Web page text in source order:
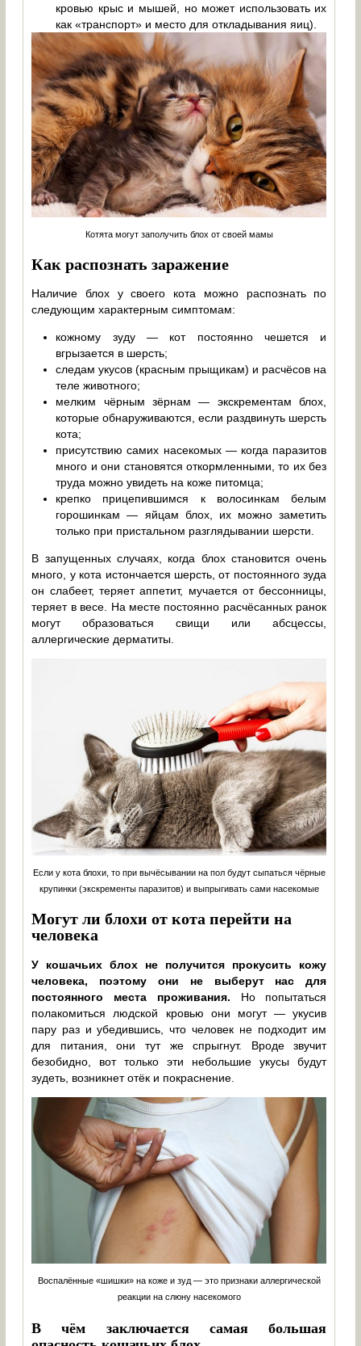
кровью крыс и мышей, но может использовать их
как «транспорт» и место для откладывания яиц).
Котята могут заполучить блох от своей мамы
Как распознать заражение
Наличие блох у своего кота можно распознать по
следующим характерным симптомам:
кожному зуду — кот постоянно чешется и
вгрызается в шерсть;
следам укусов (красным прыщикам) и расчёсов на
теле животного;
мелким чёрным зёрнам — экскрементам блох,
которые обнаруживаются, если раздвинуть шерсть
кота;
присутствию самих насекомых — когда паразитов
много и они становятся откормленными, то их без
труда можно увидеть на коже питомца;
крепко прицепившимся к волосинкам белым
горошинкам — яйцам блох, их можно заметить
только при пристальном разглядывании шерсти.
В запущенных случаях, когда блох становится очень
много, у кота истончается шерсть, от постоянного зуда
он слабеет, теряет аппетит, мучается от бессонницы,
теряет в весе. На месте постоянно расчёсанных ранок
могут образоваться свищи или абсцессы,
аллергические дерматиты.
Если у кота блохи, то при вычёсывании на пол будут сыпаться чёрные
крупинки (экскременты паразитов) и выпрыгивать сами насекомые
Могут ли блохи от кота перейти на
человека
У кошачьих блох не получится прокусить кожу
человека, поэтому они не выберут нас для
постоянного места проживания. Но попытаться
полакомиться людской кровью они могут — укусив
пару раз и убедившись, что человек не подходит им
для питания, они тут же спрыгнут. Вроде звучит
безобидно, вот только эти небольшие укусы будут
зудеть, возникнет отёк и покраснение.
Воспалённые «шишки» на коже и зуд — это признаки аллергической
реакции на слюну насекомого
В чём заключается самая большая